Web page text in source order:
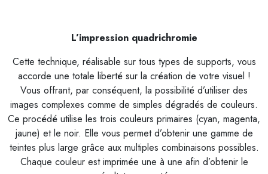
L’impression quadrichromie
Cette technique, réalisable sur tous types de supports, vous
accorde une totale liberté sur la création de votre visuel !
Vous offrant, par conséquent, la possibilité d’utiliser des
images complexes comme de simples dégradés de couleurs.
Ce procédé utilise les trois couleurs primaires (cyan, magenta,
jaune) et le noir. Elle vous permet d’obtenir une gamme de
teintes plus large grâce aux multiples combinaisons possibles.
Chaque couleur est imprimée une à une afin d’obtenir le